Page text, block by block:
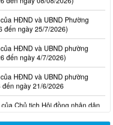
HĐND và UBND Phường
đến ngày 25/7/2026)
HĐND và UBND phường
đến ngày 4/7/2026)
HĐND và UBND phường
ngày 21/6/2026
Chủ tịch Hội đồng nhân dân
phường Nhơn Trạch năm